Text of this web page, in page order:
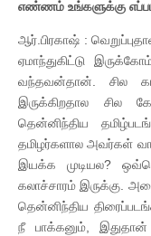
எண்ணம் உங்களுக்கு
ஆர்.பிரகாஷ் :
ஏமாந்துகிட்டு
வந்தவன்தான். சில
இருக்கிறதால சில
தென்னிந்திய
தமிழர்களால அவர்கள்
இயக்க முடியல?
கலாச்சாரம் இருக்கு.
தென்னிந்திய
நீ பாக்கனும்,